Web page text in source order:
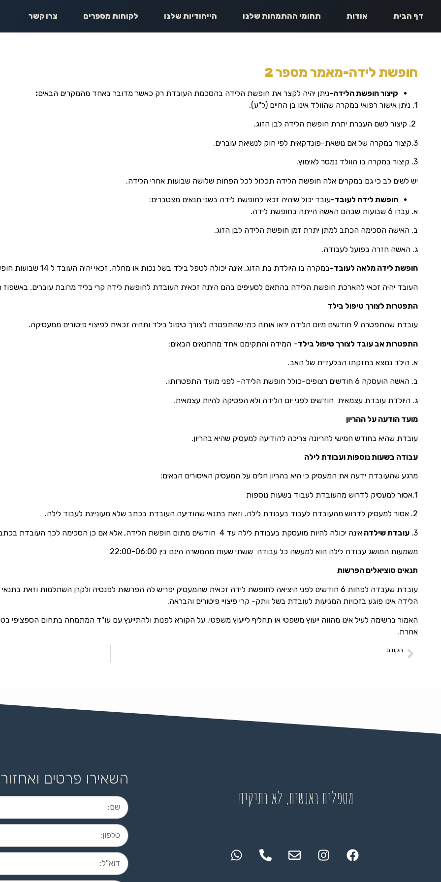
דף הבית אודות תחומי ההתמחות שלנו הייחודיות שלנו לקוחות מספרים צרו קשר
חופשת לידה-מאמר מספר 2
קיצור חופשת הלידה-ניתן יהיה לקצר את חופשת הלידה בהסכמת העובדת רק כאשר מדובר באחד מהמקרים הבאים:
1. ניתן אישור רפואי במקרה שהוולד אינו בן החיים (ל"ע).
3.קיצור במקרה של אם נושאת-פונדקאית לפי חוק לנשיאת עוברים.
3. קיצור במקרה בו הוולד נמסר לאימוץ.
יש לשים לב כי גם במקרים אלה חופשת הלידה תכלול לכל הפחות שלושה שבועות אחרי הלידה.
חופשת לידה לעובד-עובד יכול שיהיה זכאי לחופשת לידה בשני תנאים מצטברים:
א. עברו 6 שבועות שבהם האשה הייתה בחופשת לידה.
ב. האישה הסכימה הכתב למתן יתרת זמן חופשת הלידה לבן הזוג.
ג. האשה חזרה בפועל לעבודה.
חופשת לידה מלאה לעובד-במקרה בו היולדת בת הזוג, אינה יכולה לטפל בילד בשל נכות או מחלה, זכאי יהיה העובד ל 14 שבועות חופשת לידה.
העובד יהיה זכאי להארכת חופשת הלידה בהתאם לסעיפים בהם היתה זכאית העובדת לחופשת לידה קרי בליד מרובת עוברים, באשפוז
התפטרות לצורך טיפול בילד
עובדת שהתפטרה 9 חודשים מיום הלידה יראו אותה כמי שהתפטרה לצורך טיפול בילד ותהיה זכאית לפיצויי פיטורים ממעסיקה.
התפטרות אב עובד לצורך טיפול בילד– המידה והתקימם אחד מהתנאים הבאים:
א. הילד נמצא בחזקתו הבלעדית של האב.
ב. האשה הועסקה 6 חודשים רצופים-כולל חופשת הלידה- לפני מועד התפטרותו.
ג. היולדת עובדת עצמאית חודשים לפני יום הלידה ולא הפסיקה להיות עצמאית.
מועד הודעה על ההריון
עובדת שהיא בחודש חמישי להריונה צריכה להודיעה למעסיק שהיא בהריון.
עבודה בשעות נוספות ועבודת לילה
מרגע שהעובדת ידעה את המעסיק כי היא בהריון חלים על המעסיק האיסורים הבאים:
1.אסור למעסיק לדרוש מהעובדת לעבוד בשעות נוספות
2. אסור למעסיק לדרוש מהעובדת לעבוד בעבודת לילה. וזאת בתנאי שהודיעה העובדת בכתב שלא מעוניינת לעבוד לילה.
3. עובדת שילדה אינה יכולה להיות מועסקת בעבודת לילה עד 4 חודשים מתום חופשת הלידה, אלא אם כן הסכימה לכך העובדת בכתב.
משמעות המושג עבודת לילה הוא למעשה כל עבודה ששתי שעות מהמשרה הינם בין 22:00-06:00
תנאים סוציאלים הפרשות
עובדת שעבדה לפחות 6 חודשים לפני היציאה לחופשת לידה זכאית שהמעסיק יפריש לה הפרשות לפנסיה ולקרן
הלידה אינו פוגע בזכויות המגיעות לעובדת בשל וותק- קרי פיצויי פיטורים והבראה.
האמור ברשימה לעיל אינו מהווה ייעוץ משפטי או תחליף לייעוץ משפטי, על הקורא לפנות ולהתייעץ עם עו"ד המתמחה בתחום הספציפי
אחרת.
הקודם
מטפלים באנשים, לא בתיקים.
השאירו פרטים